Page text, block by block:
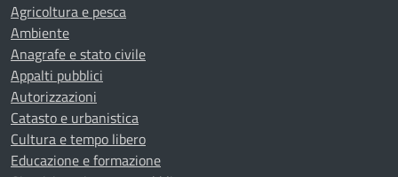
Agricoltura e pesca
Ambiente
Anagrafe e stato civile
Appalti pubblici
Autorizzazioni
Catasto e urbanistica
Cultura e tempo libero
Educazione e formazione